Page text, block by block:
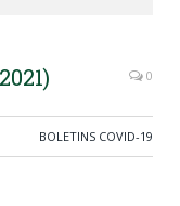
0
BOLETINS COVID-19